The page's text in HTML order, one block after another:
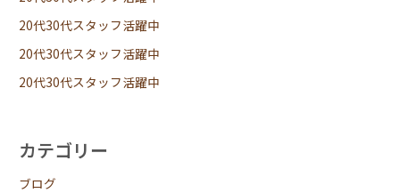
20代30代スタッフ活躍中
20代30代スタッフ活躍中
20代30代スタッフ活躍中
カテゴリー
ブログ